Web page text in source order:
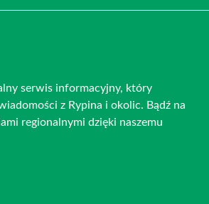
serwis informacyjny, który
z Rypina i okolic. Bądź na
regionalnymi dzięki naszemu